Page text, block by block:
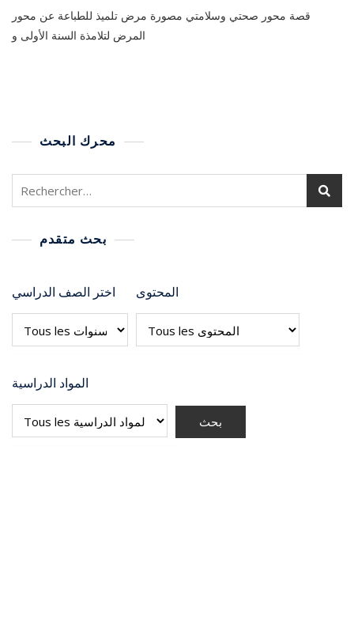
قصة محور صحتي وسلامتي مصورة مرض تلميذ للطباعة عن محور
المرض لتلامذة السنة الأولى و
محرك البحث
بحث متقدم
اختر الصف الدراسي المحتوى
المواد الدراسية